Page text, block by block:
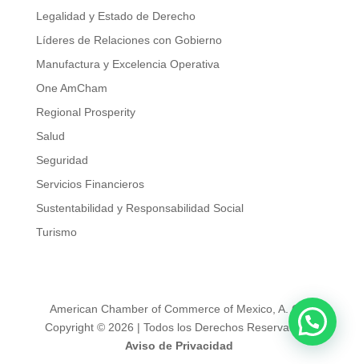
Legalidad y Estado de Derecho
Líderes de Relaciones con Gobierno
Manufactura y Excelencia Operativa
One AmCham
Regional Prosperity
Salud
Seguridad
Servicios Financieros
Sustentabilidad y Responsabilidad Social
Turismo
American Chamber of Commerce of Mexico, A. C. |
Copyright © 2026 | Todos los Derechos Reservados |
Aviso de Privacidad